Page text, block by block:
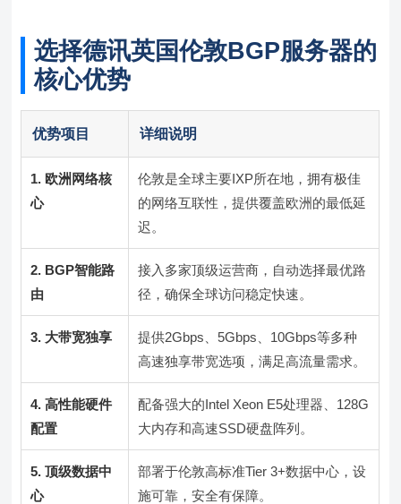
选择德讯英国伦敦BGP服务器的
核心优势
优势项目 详细说明
1. 欧洲网络核
心
伦敦是全球主要IXP所在地，拥有极佳
的网络互联性，提供覆盖欧洲的最低延
迟。
2. BGP智能路
由
接入多家顶级运营商，自动选择最优路
径，确保全球访问稳定快速。
3. 大带宽独享
提供2Gbps、5Gbps、10Gbps等多种
高速独享带宽选项，满足高流量需求。
4. 高性能硬件
配置
配备强大的Intel Xeon E5处理器、128G
大内存和高速SSD硬盘阵列。
5. 顶级数据中
心
部署于伦敦高标准Tier 3+数据中心，设
施可靠，安全有保障。